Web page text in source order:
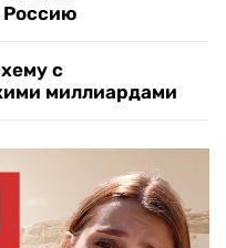
Россию
с
миллиардами